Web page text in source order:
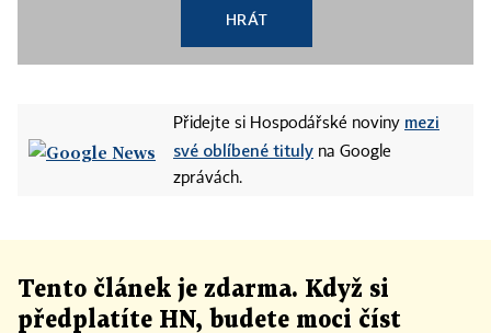
HRÁT
Přidejte si Hospodářské noviny mezi
své oblíbené tituly na Google
zprávách.
Tento článek je zdarma. Když si
předplatíte HN, budete moci číst